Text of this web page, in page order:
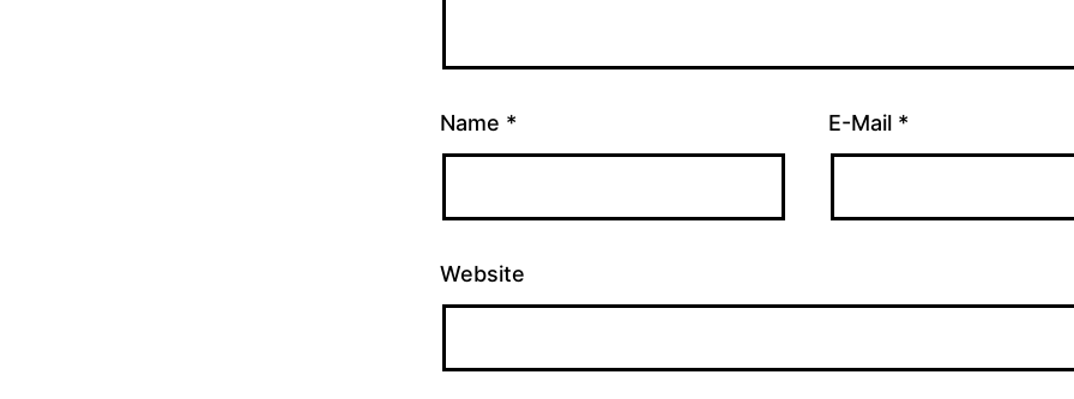
Name * E-Mail *
Website